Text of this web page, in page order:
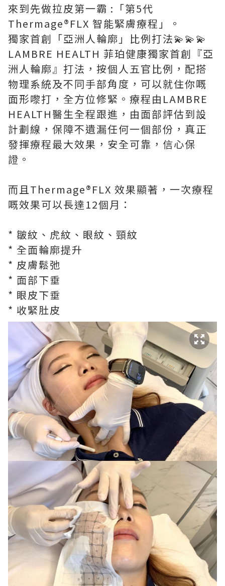
來到先做拉皮第一霸 :「第5代
Thermage®️FLX 智能緊膚療程」。
獨家首創「亞洲人輪廓」比例打法💫💫💫
LAMBRE HEALTH 菲珀健康獨家首創『亞
洲人輪廓』打法，按個人五官比例，配搭
物理系統及不同手部角度，可以就住你嘅
面形嚟打，全方位修緊。療程由LAMBRE
HEALTH醫生全程跟進，由面部評估到設
計劃線，保障不遺漏任何一個部份，真正
發揮療程最大效果，安全可靠，信心保
證。
而且Thermage®️FLX 效果顯著，一次療程
嘅效果可以長達12個月：
* 皺紋、虎紋、眼紋、頸紋
* 全面輪廓提升
* 皮膚鬆弛
* 面部下垂
* 眼皮下垂
* 收緊肚皮